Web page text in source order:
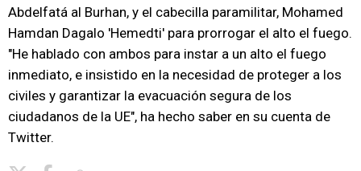
Abdelfatá al Burhan, y el cabecilla paramilitar, Mohamed
Hamdan Dagalo 'Hemedti' para prorrogar el alto el fuego.
"He hablado con ambos para instar a un alto el fuego
inmediato, e insistido en la necesidad de proteger a los
civiles y garantizar la evacuación segura de los
ciudadanos de la UE", ha hecho saber en su cuenta de
Twitter.